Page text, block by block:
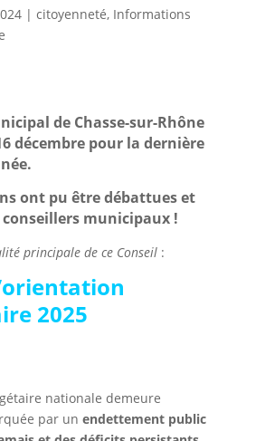
| citoyenneté, Informations
de Chasse-sur-Rhône
décembre pour la dernière
ont pu être débattues et
municipaux !
principale de ce Conseil:
2025
nationale demeure
par un endettement public